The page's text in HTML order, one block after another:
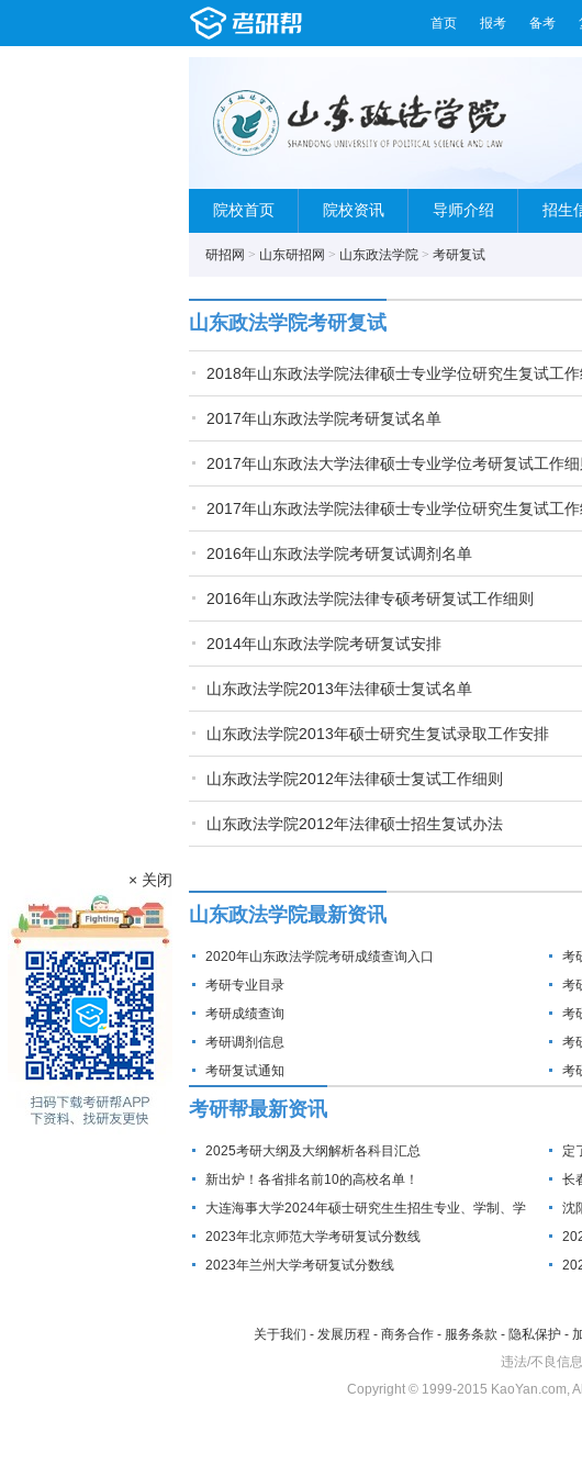
首页 报考 备考
院校首页 院校资讯 导师介绍 招生
研招网 > 山东研招网 > 山东政法学院 > 考研复试
山东政法学院考研复试
2018年山东政法学院法律硕士专业学位研究生复试工作
2017年山东政法学院考研复试名单
2017年山东政法大学法律硕士专业学位考研复试工作细
2017年山东政法学院法律硕士专业学位研究生复试工作
2016年山东政法学院考研复试调剂名单
2016年山东政法学院法律专硕考研复试工作细则
2014年山东政法学院考研复试安排
山东政法学院2013年法律硕士复试名单
山东政法学院2013年硕士研究生复试录取工作安排
山东政法学院2012年法律硕士复试工作细则
山东政法学院2012年法律硕士招生复试办法
山东政法学院最新资讯
2020年山东政法学院考研成绩查询入口
考
考研专业目录
考
考研成绩查询
考
考研调剂信息
考
考研复试通知
考
考研帮最新资讯
2025考研大纲及大纲解析各科目汇总
定
新出炉！各省排名前10的高校名单！
长
大连海事大学2024年硕士研究生生招生专业、学制、学
费标准及拟招生人数
沈
2023年北京师范大学考研复试分数线
2023年兰州大学考研复试分数线
关于我们 - 发展历程 - 商务合作 - 服务条款 - 隐私保护 -
违法/不良信
Copyright © 1999-2015 KaoYan.com,
× 关闭